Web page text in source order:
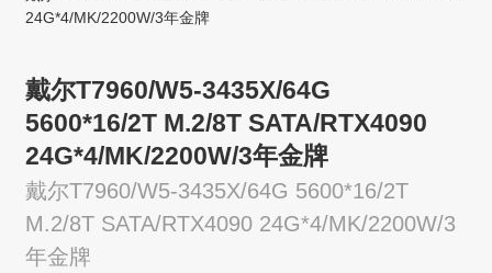
24G*4/MK/2200W/3年金牌
戴尔T7960/W5-3435X/64G
5600*16/2T M.2/8T SATA/RTX4090
24G*4/MK/2200W/3年金牌
戴尔T7960/W5-3435X/64G 5600*16/2T
M.2/8T SATA/RTX4090 24G*4/MK/2200W/3
年金牌